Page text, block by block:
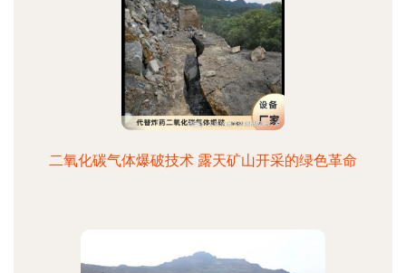
二氧化碳气体爆破技术 露天矿山开采的绿色革命